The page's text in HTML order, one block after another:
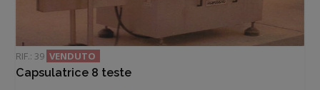
RIF.: 39 VENDUTO
Capsulatrice 8 teste